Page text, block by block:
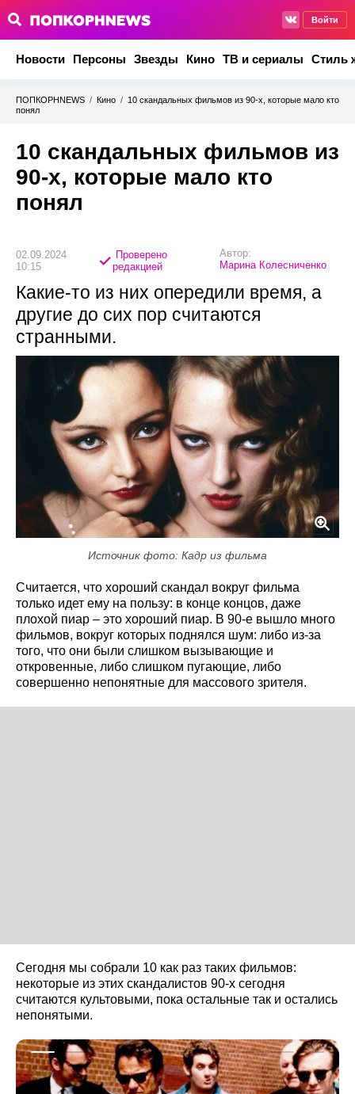
Войти
Новости Персоны Звезды Кино ТВ и сериалы Стиль
ПОПКОРНNEWS / Кино / 10 скандальных фильмов из 90-х, которые мало кто
понял
10 скандальных фильмов из
90-х, которые мало кто
понял
02.09.2024
10:15
Проверено
редакцией
Автор:
Марина Колесниченко
Какие-то из них опередили время, а
другие до сих пор считаются
странными.
Источник фото: Кадр из фильма
Считается, что хороший скандал вокруг фильма
только идет ему на пользу: в конце концов, даже
плохой пиар – это хороший пиар. В 90-е вышло много
фильмов, вокруг которых поднялся шум: либо из-за
того, что они были слишком вызывающие и
откровенные, либо слишком пугающие, либо
совершенно непонятные для массового зрителя.
Сегодня мы собрали 10 как раз таких фильмов:
некоторые из этих скандалистов 90-х сегодня
считаются культовыми, пока остальные так и остались
непонятыми.